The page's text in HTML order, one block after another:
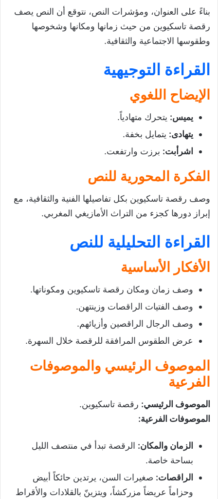
بناءً على العنوان، ومؤشرات النص، نتوقع أن النص يصف
رقصة تاسكيوين من حيث زمانها ومكانها وشخوصها
وطقوسها الاجتماعية والثقافية.
القراءة التوجيهية
الإيضاح اللغوي
يميس: يتحرك متهادياً.
يتهادى: يتمايل بخفة.
اشرأبت: برزت وارتفعت.
الفكرة المحورية للنص
وصف رقصة تاسكيوين بكل تفاصيلها الفنية والثقافية، مع
إبراز دورها كجزء من التراث الأمازيغي المغربي.
القراءة التحليلية للنص
الأفكار الأساسية
وصف زمان ومكان رقصة تاسكيوين ومكوناتها.
وصف الفتيات الراقصات وزينتهن.
وصف الرجال الراقصين وأزيائهم.
عرض الطقوس المرافقة للرقصة خلال السهرة.
الموصوف الرئيسي والموصوفات
الفرعية
الموصوف الرئيسي: رقصة تاسكيوين.
الموصوفات الفرعية:
الزمان والمكان: الرقصة تبدأ في منتصف الليل
بساحة خاصة.
الراقصات: صغيرات السن، يرتدين حائكاً أبيض
وحزاماً عريضاً مزركشاً، ويتزينّ بالقلادات والأقراط